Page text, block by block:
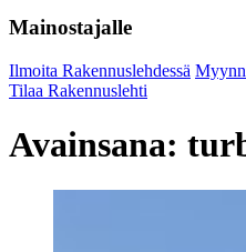
Mainostajalle
Ilmoita Rakennuslehdessä
Tilaa Rakennuslehti
Avainsana: